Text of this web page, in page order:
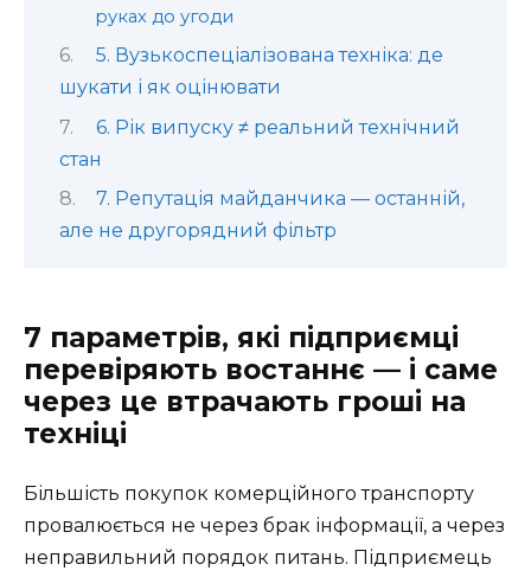
руках до угоди
5. Вузькоспеціалізована техніка: де
шукати і як оцінювати
6. Рік випуску ≠ реальний технічний
стан
7. Репутація майданчика — останній,
але не другорядний фільтр
7 параметрів, які підприємці
перевіряють востаннє — і саме
через це втрачають гроші на
техніці
Більшість покупок комерційного транспорту
провалюється не через брак інформації, а через
неправильний порядок питань. Підприємець